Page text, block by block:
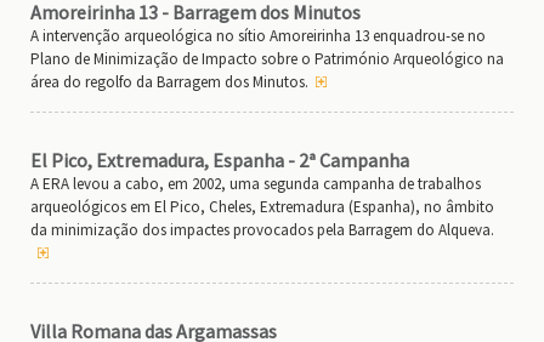
Amoreirinha 13 - Barragem dos Minutos
A intervenção arqueológica no sítio Amoreirinha 13 enquadrou-se no
Plano de Minimização de Impacto sobre o Património Arqueológico na
área do regolfo da Barragem dos Minutos.
El Pico, Extremadura, Espanha - 2ª Campanha
A ERA levou a cabo, em 2002, uma segunda campanha de trabalhos
arqueológicos em El Pico, Cheles, Extremadura (Espanha), no âmbito
da minimização dos impactes provocados pela Barragem do Alqueva.
Villa Romana das Argamassas